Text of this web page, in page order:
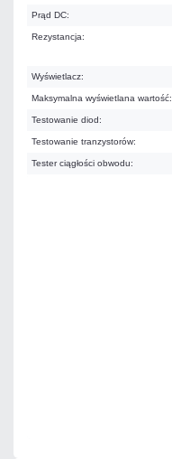
Prąd DC:
Rezystancja:
Wyświetlacz:
Maksymalna wyświetlana wartość:
Testowanie diod:
Testowanie tranzystorów:
Tester ciągłości obwodu: